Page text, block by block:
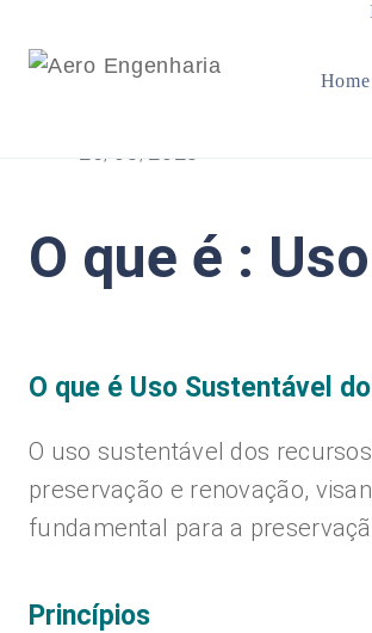
Home
O que é :
O que é Uso Sustentável
O uso sustentável dos
preservação e renovação,
fundamental para a
Princípios